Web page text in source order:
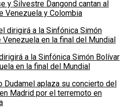
y Silvestre Dangond cantan al
Venezuela y Colombia
a la Sinfónica Simón Bolívar
en la final del Mundial